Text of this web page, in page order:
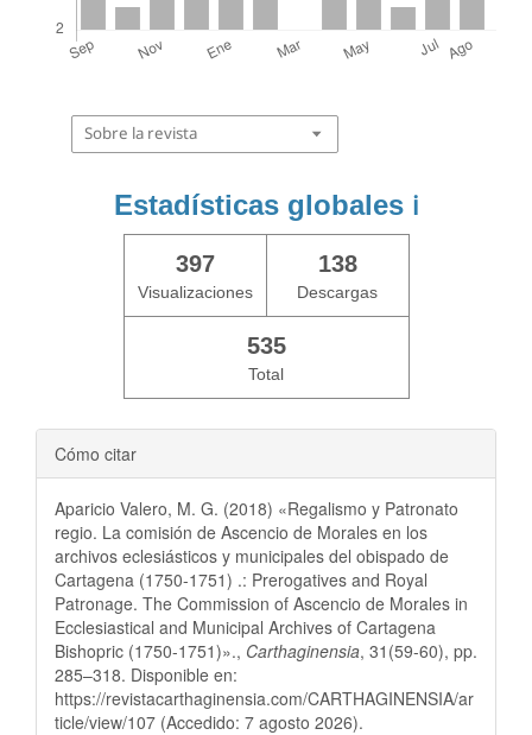
Sobre la revista
Estadísticas globales ℹ️
397
Visualizaciones
138
Descargas
535
Total
Cómo citar
Aparicio Valero, M. G. (2018) «Regalismo y Patronato
regio. La comisión de Ascencio de Morales en los
archivos eclesiásticos y municipales del obispado de
Cartagena (1750-1751) .: Prerogatives and Royal
Patronage. The Commission of Ascencio de Morales in
Ecclesiastical and Municipal Archives of Cartagena
Bishopric (1750-1751)»., Carthaginensia, 31(59-60), pp.
285–318. Disponible en:
https://revistacarthaginensia.com/CARTHAGINENSIA/ar
ticle/view/107 (Accedido: 7 agosto 2026).